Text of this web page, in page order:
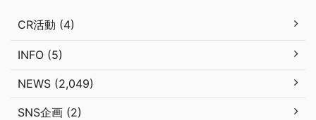
CR活動 (4)
INFO (5)
NEWS (2,049)
SNS企画 (2)